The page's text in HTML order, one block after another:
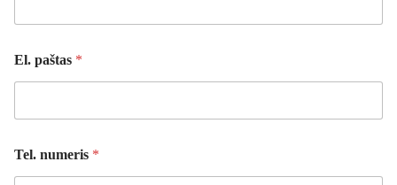
T
e
l
*
El. paštas *
Tel. numeris *